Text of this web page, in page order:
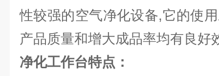
性较强的空气净化设备,它的使
产品质量和增大成品率均有良好
净化工作台特点：